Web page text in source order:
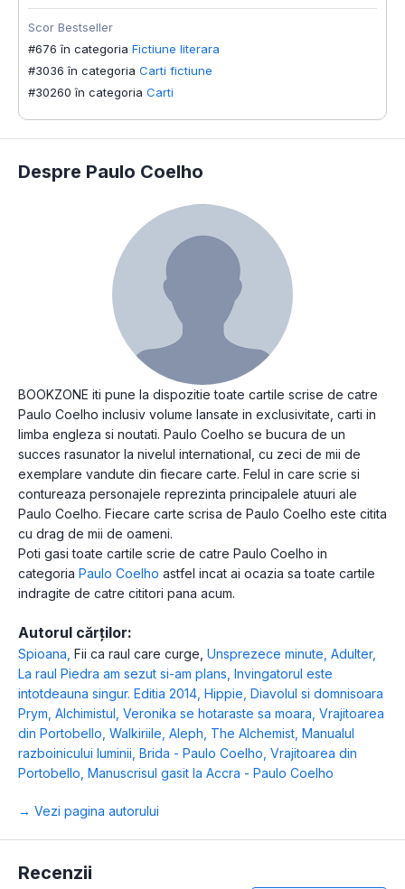
Scor Bestseller
#676 în categoria Fictiune literara
#3036 în categoria Carti fictiune
#30260 în categoria Carti
Despre Paulo Coelho
BOOKZONE iti pune la dispozitie toate cartile scrise de catre
Paulo Coelho inclusiv volume lansate in exclusivitate, carti in
limba engleza si noutati. Paulo Coelho se bucura de un
succes rasunator la nivelul international, cu zeci de mii de
exemplare vandute din fiecare carte. Felul in care scrie si
contureaza personajele reprezinta principalele atuuri ale
Paulo Coelho. Fiecare carte scrisa de Paulo Coelho este citita
cu drag de mii de oameni.
Poti gasi toate cartile scrie de catre Paulo Coelho in
categoria Paulo Coelho astfel incat ai ocazia sa toate cartile
indragite de catre cititori pana acum.
Autorul cărților:
Spioana Fii ca raul care curge Unsprezece minute Adulter,
La raul Piedra am sezut si-am plans Invingatorul este
intotdeauna singur. Editia 2014 Hippie Diavolul si domnisoara
Prym Alchimistul Veronika se hotaraste sa moara Vrajitoarea
din Portobello Walkiriile Aleph The Alchemist Manualul
razboinicului luminii Brida - Paulo Coelho Vrajitoarea din
Portobello Manuscrisul gasit la Accra - Paulo Coelho
→ Vezi pagina autorului
Recenzii